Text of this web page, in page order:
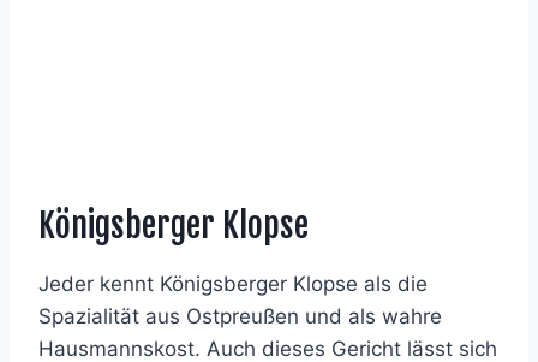
Königsberger Klopse
Jeder kennt Königsberger Klopse als die
Spazialität aus Ostpreußen und als wahre
Hausmannskost. Auch dieses Gericht lässt sich